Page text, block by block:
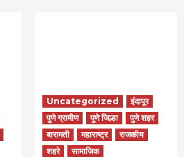
Uncategorized
इंदापूर
पुणे ग्रामीण
पुणे जिल्हा
पुणे शहर
बारामती
महाराष्ट्र
राजकीय
शहरे
सामाजिक